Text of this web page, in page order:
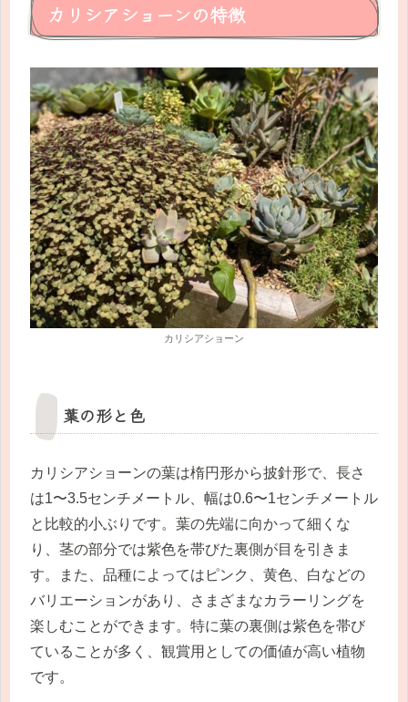
カリシアショーンの特徴
カリシアショーン
葉の形と色
カリシアショーンの葉は楕円形から披針形で、長さ
は1〜3.5センチメートル、幅は0.6〜1センチメートル
と比較的小ぶりです。葉の先端に向かって細くな
り、茎の部分では紫色を帯びた裏側が目を引きま
す。また、品種によってはピンク、黄色、白などの
バリエーションがあり、さまざまなカラーリングを
楽しむことができます。特に葉の裏側は紫色を帯び
ていることが多く、観賞用としての価値が高い植物
です。